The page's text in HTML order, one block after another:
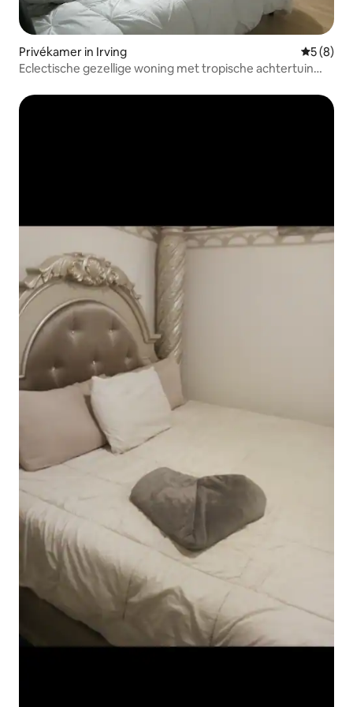
Privékamer in Irving
5 (8)
Eclectische gezellige woning met tropische achtertuin